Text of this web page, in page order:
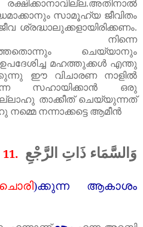
സാമൂഹ്യ ജീവിതം
ശ്രദ്ധാലുക്കളായിരിക്കണം.
നിന്നെ
ചെയ്യാനും
മഹത്തുക്കൾ എന്തു
ഈ വിചാരണ നാളിൽ
സഹായിക്കാൻ ഒരു
താക്കീത്‌ ചെയ്യുന്നത്‌
നന്നാക്കട്ടെ ആമീൻ
11. وَالسَّمَاء ذَاتِ الرَّجْعِ
)ക്കുന്ന ആകാശം